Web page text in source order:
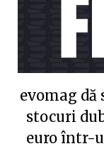
evomag dă
stocuri
euro într-